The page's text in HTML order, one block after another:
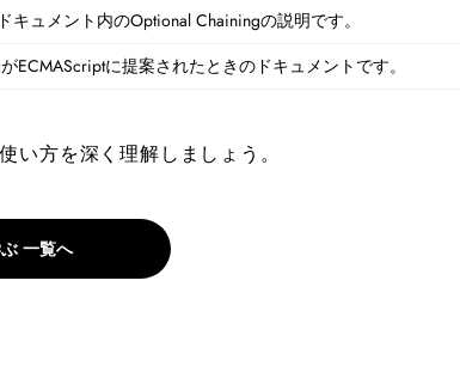
キュメント内のOptional Chainingの説明です。
ECMAScriptに提案されたときのドキュメントです。
方を深く理解しましょう。
一覧へ